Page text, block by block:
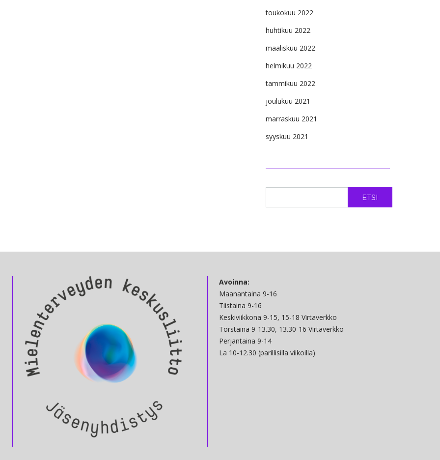
toukokuu 2022
huhtikuu 2022
maaliskuu 2022
helmikuu 2022
tammikuu 2022
joulukuu 2021
marraskuu 2021
syyskuu 2021
ETSI
Avoinna:
Maanantaina 9-16
Tiistaina 9-16
Keskiviikkona 9-15, 15-18 Virtaverkko
Torstaina 9-13.30, 13.30-16 Virtaverkko
Perjantaina 9-14
La 10-12.30 (parillisilla viikoilla)